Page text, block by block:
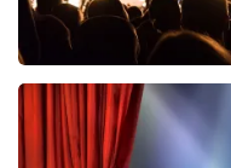
Don Omar
422 laatste 30 minuten